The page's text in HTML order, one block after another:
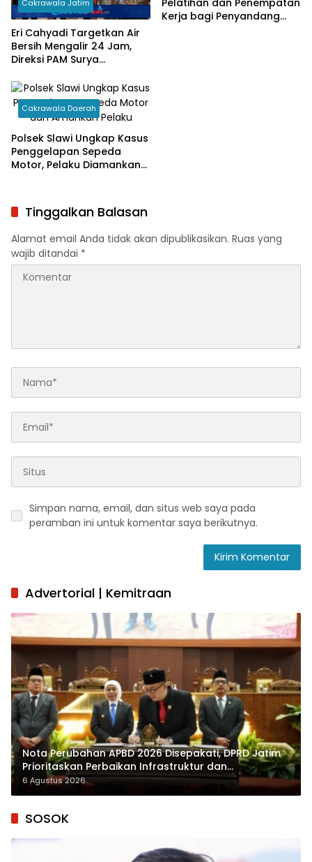
Cakrawala Jatim
Eri Cahyadi Targetkan Air
Bersih Mengalir 24 Jam,
Direksi PAM Surya
Percepat Jaringan hingga
Kampung
Kerja bagi Penyandang
Cakrawala Daerah
Polsek Slawi Ungkap Kasus
Penggelapan Sepeda
Motor, Pelaku Diamankan
Tinggalkan Balasan
Alamat email Anda tidak akan dipublikasikan. Ruas yang
wajib ditandai *
Simpan nama, email, dan situs web saya pada
peramban ini untuk komentar saya berikutnya.
Advertorial | Kemitraan
Nota Perubahan APBD 2026 Disepakati, DPRD Jatim
Prioritaskan Perbaikan Infrastruktur dan
Penyelesaian TPG
6 Agustus 2026
SOSOK